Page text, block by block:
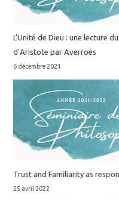
L’Unité de Dieu : une lecture
d’Aristote par Averroès
6 décembre 2021
Trust and Familiarity as
25 avril 2022